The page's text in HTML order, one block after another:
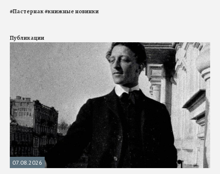
#Пастернак#книжные новинки
Публикации
07.08.2026